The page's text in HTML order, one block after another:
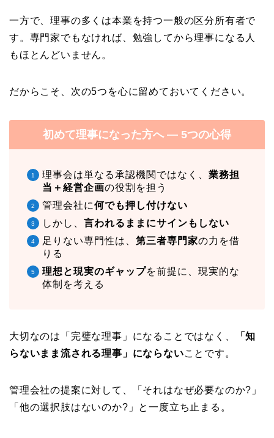
一方で、理事の多くは本業を持つ一般の区分所有者で
す。専門家でもなければ、勉強してから理事になる人
もほとんどいません。
だからこそ、次の5つを心に留めておいてください。
初めて理事になった方へ ― 5つの心得
理事会は単なる承認機関ではなく、 業務担
当＋経営企画の役割を担う
管理会社に何でも押し付けない
しかし、 言われるままにサインもしない
足りない専門性は、 第三者専門家の力を借
りる
理想と現実のギャップを前提に、現実的な
体制を考える
大切なのは「完璧な理事」になることではなく、
「知
らないまま流される理事」にならないことです。
管理会社の提案に対して、「それはなぜ必要なのか?」
「他の選択肢はないのか?」と一度立ち止まる。